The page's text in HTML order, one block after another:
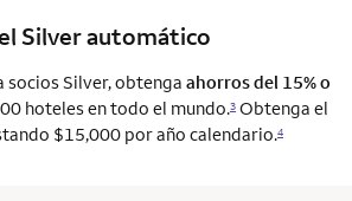
Silver automático
socios Silver, obtenga ahorros del 15% o
hoteles en todo el mundo.3 Obtenga el
$15,000 por año calendario.4